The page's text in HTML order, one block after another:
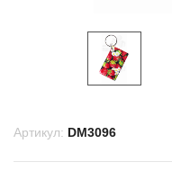
Артикул: DM3096